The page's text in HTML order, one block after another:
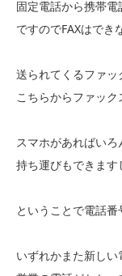
固定電話から携帯電
ですのでFAXはでき
送られてくるファッ
こちらからファック
スマホがあればいろ
持ち運びもできます
ということで電話番
いずれかまた新しい